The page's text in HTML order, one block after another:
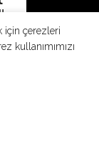
için çerezleri
kullanımımızı